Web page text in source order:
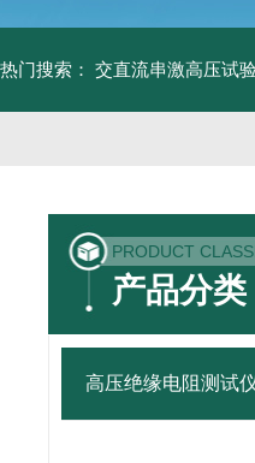
热门搜索： 交直流串激高压试
PRODUCT
产品分类
高压绝缘电阻测试